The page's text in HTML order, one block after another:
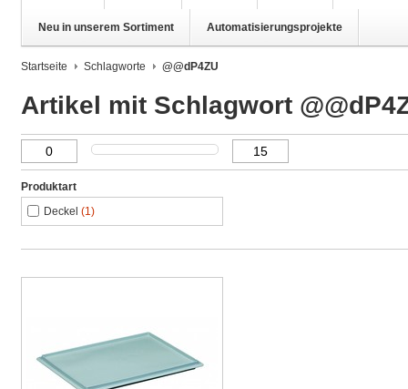
Neu in unserem Sortiment Automatisierungsprojekte
Startseite Schlagworte @@dP4ZU
Artikel mit Schlagwort
Produktart
Deckel (1)